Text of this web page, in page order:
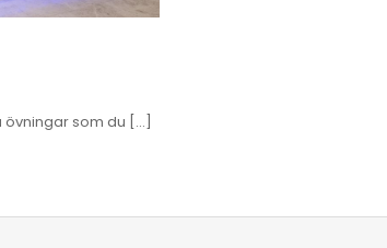
övningar som du […]